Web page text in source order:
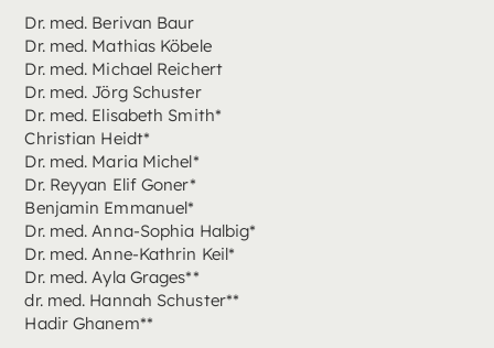
Dr. med. Berivan Baur
Dr. med. Mathias Köbele
Dr. med. Michael Reichert
Dr. med. Jörg Schuster
Dr. med. Elisabeth Smith*
Christian Heidt*
Dr. med. Maria Michel*
Dr. Reyyan Elif Goner*
Benjamin Emmanuel*
Dr. med. Anna-Sophia Halbig*
Dr. med. Anne-Kathrin Keil*
Dr. med. Ayla Grages**
dr. med. Hannah Schuster**
Hadir Ghanem**